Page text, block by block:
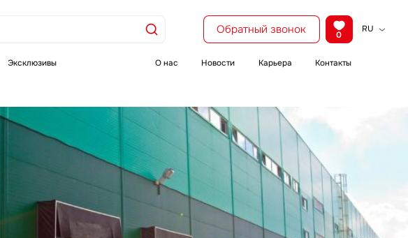
Обратный звонок 0
RU
Эксклюзивы О нас Новости Карьера Контакты
Telegram